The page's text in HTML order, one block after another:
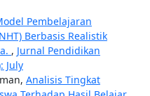
Pembelajaran
Berbasis Realistik
, Jurnal Pendidikan
July
Analisis Tingkat